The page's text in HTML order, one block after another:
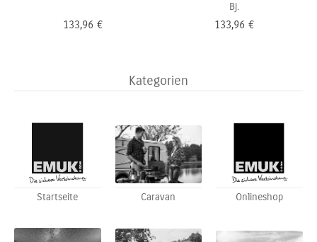
133,96 €
Bj.
133,96 €
Kategorien
Startseite Caravan Onlineshop